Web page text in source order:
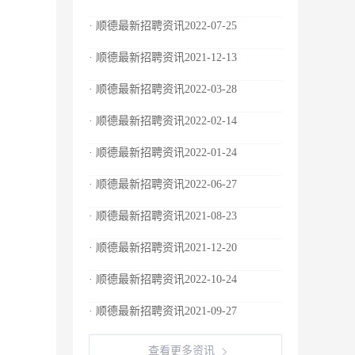
· 顺德最新招聘资讯2022-07-25
· 顺德最新招聘资讯2021-12-13
· 顺德最新招聘资讯2022-03-28
· 顺德最新招聘资讯2022-02-14
· 顺德最新招聘资讯2022-01-24
· 顺德最新招聘资讯2022-06-27
· 顺德最新招聘资讯2021-08-23
· 顺德最新招聘资讯2021-12-20
· 顺德最新招聘资讯2022-10-24
· 顺德最新招聘资讯2021-09-27
查看更多资讯